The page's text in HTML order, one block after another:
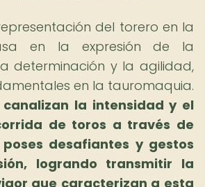
del torero en la
en la expresión de la
determinación y la agilidad,
en la tauromaquia.
canalizan la intensidad y el
de toros a través de
desafiantes y gestos
logrando transmitir la
que caracterizan a esta